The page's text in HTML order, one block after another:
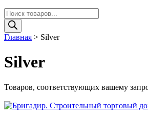
Поиск
товаров
Главная > Silver
Silver
Товаров, соответствующих вашему